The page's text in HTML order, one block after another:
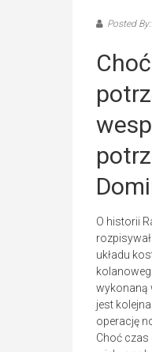
Posted
O historii
układu
wykonaną
jest
operację
Choć czas